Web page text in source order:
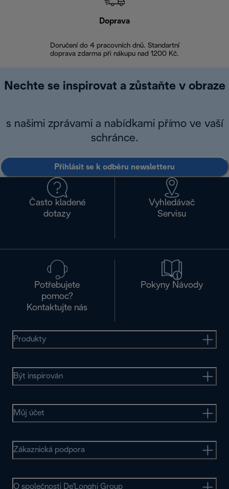
Doprava
Doručení do 4 pracovních dnů. Standartní
doprava zdarma při nákupu nad 1200 Kč.
Nechte se inspirovat a zůstaňte v obraze
s našimi zprávami a nabídkami přímo ve vaší
schránce.
Přihlásit se k odběru newsletteru
Často kladené
dotazy
Vyhledávač
Servisu
Potřebujete
pomoc?
Kontaktujte nás
Pokyny Návody
Produkty
Být inspirován
Můj účet
Zákaznická podpora
O společnosti De'Longhi Group